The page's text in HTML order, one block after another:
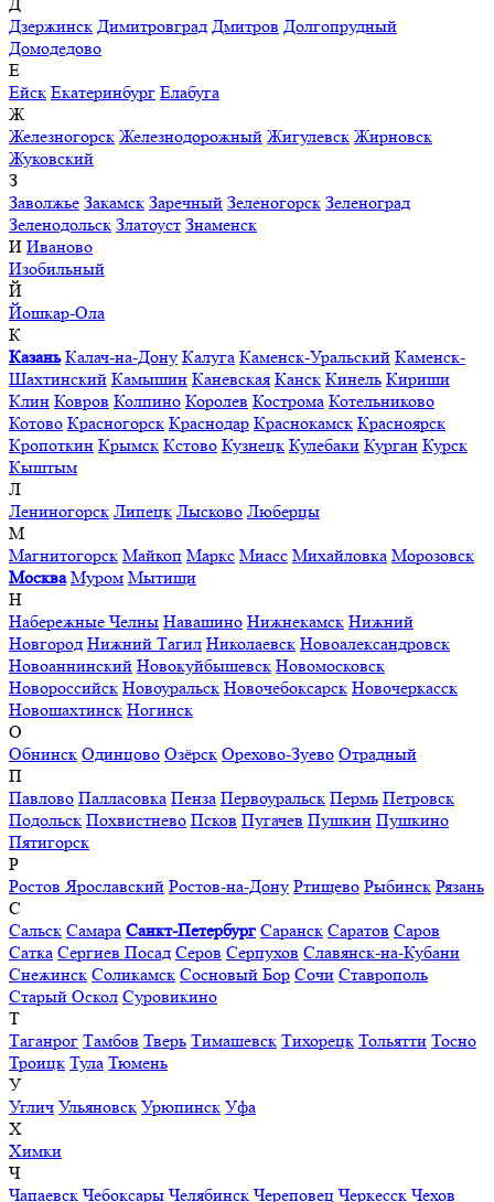
Дзержинск Димитровград Дмитров Долгопрудный
Домодедово
Е
Ейск Екатеринбург Елабуга
Ж
Железногорск Железнодорожный Жигулевск Жирновск
Жуковский
З
Заволжье Закамск Заречный Зеленогорск Зеленоград
Зеленодольск Златоуст Знаменск
И Иваново
Изобильный
Й
Йошкар-Ола
К
Казань Калач-на-Дону Калуга Каменск-Уральский Каменск-
Шахтинский Камышин Каневская Канск Кинель Кириши
Клин Ковров Колпино Королев Кострома Котельниково
Котово Красногорск Краснодар Краснокамск Красноярск
Кропоткин Крымск Кстово Кузнецк Кулебаки Курган Курск
Кыштым
Л
Лениногорск Липецк Лысково Люберцы
М
Магнитогорск Майкоп Маркс Миасс Михайловка Морозовск
Москва Муром Мытищи
Н
Набережные Челны Навашино Нижнекамск Нижний
Новгород Нижний Тагил Николаевск Новоалександровск
Новоаннинский Новокуйбышевск Новомосковск
Новороссийск Новоуральск Новочебоксарск Новочеркасск
Новошахтинск Ногинск
О
Обнинск Одинцово Озёрск Орехово-Зуево Отрадный
П
Павлово Палласовка Пенза Первоуральск Пермь Петровск
Подольск Похвистнево Псков Пугачев Пушкин Пушкино
Пятигорск
Р
Ростов Ярославский Ростов-на-Дону Ртищево Рыбинск Рязань
С
Сальск Самара Санкт-Петербург Саранск Саратов Саров
Сатка Сергиев Посад Серов Серпухов Славянск-на-Кубани
Снежинск Соликамск Сосновый Бор Сочи Ставрополь
Старый Оскол Суровикино
Т
Таганрог Тамбов Тверь Тимашевск Тихорецк Тольятти Тосно
Троицк Тула Тюмень
У
Углич Ульяновск Урюпинск Уфа
Х
Химки
Ч
Чапаевск Чебоксары Челябинск Череповец Черкесск Чехов